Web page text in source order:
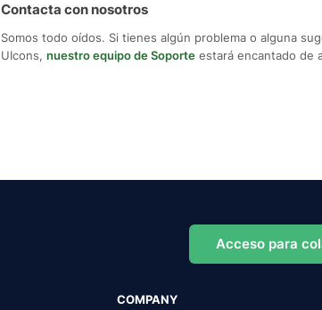
Contacta con nosotros
Somos todo oídos. Si tienes algún problema o alguna
UIcons, nuestro equipo de Soporte estará encantado de
Acceso para
COMPANY